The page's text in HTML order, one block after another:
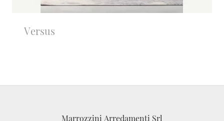
Versus
Marrozzini Arredamenti Srl